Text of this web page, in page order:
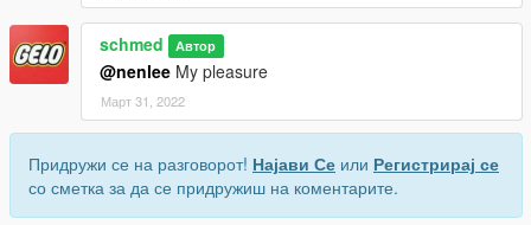
schmed Автор
@nenlee My pleasure
Март 31, 2022
Придружи се на разговорот! Најави Се или Регистрирај се
со сметка за да се придружиш на коментарите.